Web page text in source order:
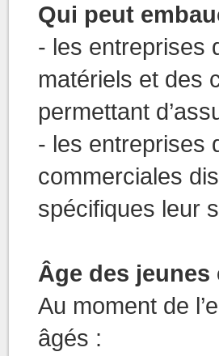
Qui peut
- les entreprises
matériels et des
permettant
- les entreprises
commerciales
spécifiques
Âge des jeunes
Au moment de
âgés :